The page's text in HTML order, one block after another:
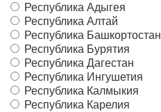
Республика Адыгея
Республика Алтай
Республика Башкортостан
Республика Бурятия
Республика Дагестан
Республика Ингушетия
Республика Калмыкия
Республика Карелия